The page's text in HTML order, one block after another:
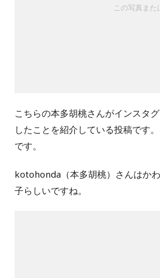
この写真ま
こちらの本多胡桃さんがインスタ
したことを紹介している投稿です
です。
kotohonda（本多胡桃）さんはか
子らしいですね。